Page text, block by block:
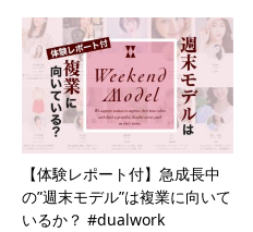
【体験レポート付】急成長中
の”週末モデル”は複業に向いて
いるか？ #dualwork